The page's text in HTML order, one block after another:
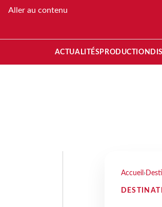
Aller au contenu
ACTUALITÉS PRODUCTION
Accueil ›